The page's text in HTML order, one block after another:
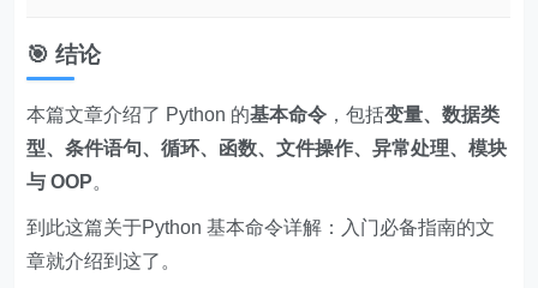
🎯 结论
本篇文章介绍了 Python 的基本命令 ，包括变量、数据类
型、条件语句、循环、函数、文件操作、异常处理、模块
与 OOP。
到此这篇关于Python 基本命令详解：入门必备指南的文
章就介绍到这了。